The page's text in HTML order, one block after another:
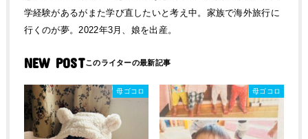
学経験があるがまた学び直したいと考え中。家族で海外旅行に
行くのが夢。2022年3月、娘を出産。
NEW POST
母ゴコロ 母ゴコロ